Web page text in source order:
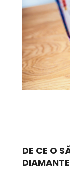
DE CE O
DIAMANTE